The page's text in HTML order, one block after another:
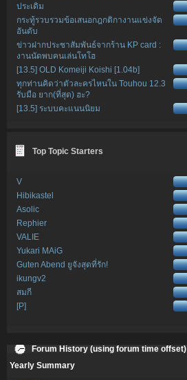
ประเดิม
กระทู้รวบรวมข้อเสนอกฎกติกางานแข่งจัด
อันดับ
ข่าวฝากประชาสัมพันธ์จากร้าน KP card :
งานนัดพบคนเล่นโทโฮ
[13.5] OLD Komeiji Koishi [1.04b]
ทุกท่านคิดว่าตัวละครไหนใน Touhou 12.3
รับมือ ยาก(ที่สุด) ฮะ?
[13.5] ระบบคะแนนนิยม
Top Topic Starters
V
Hibikastel
Asolic
Rephier
VALIE
Yukari MAiG
Guten Abend ยูจังสุดที่รัก!
ikungv2
สมกี
[P]
Forum History (using forum time offset)
Yearly Summary